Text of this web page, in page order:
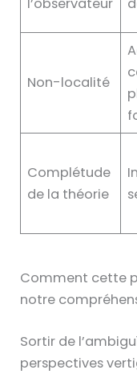
Non-localité
Complétude
de la théorie
Comment cette
notre
Sortir de
perspectives